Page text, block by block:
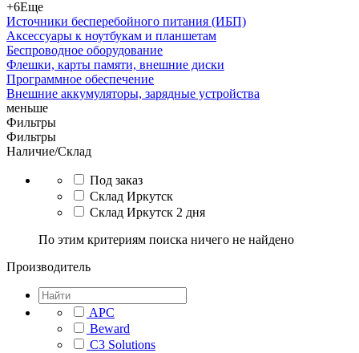
+6Еще
Источники бесперебойного питания (ИБП)
Аксессуары к ноутбукам и планшетам
Беспроводное оборудование
Флешки, карты памяти, внешние диски
Программное обеспечение
Внешние аккумуляторы, зарядные устройства
меньше
Фильтры
Фильтры
Наличие/Склад
Под заказ
Склад Иркутск
Склад Иркутск 2 дня
По этим критериям поиска ничего не найдено
Производитель
APC
Beward
C3 Solutions